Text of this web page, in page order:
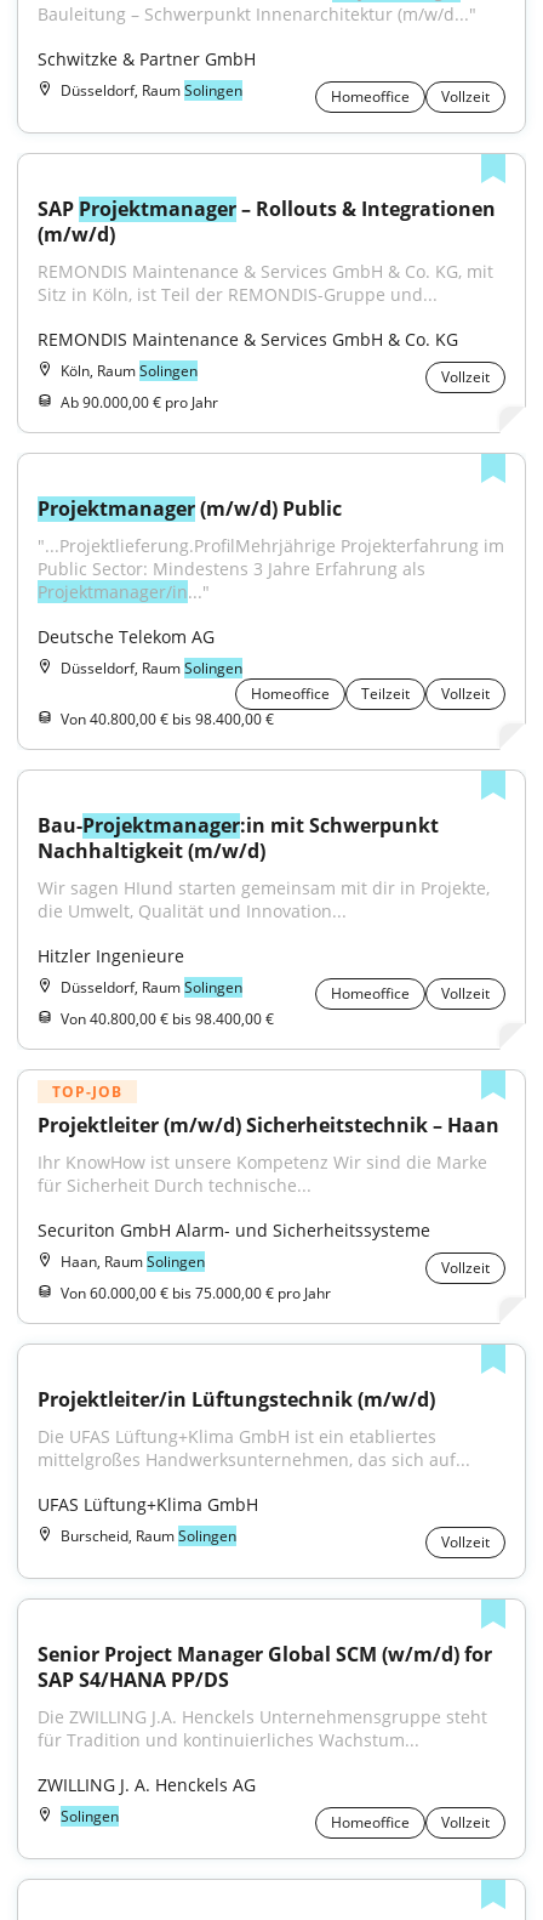
Bauleitung – Schwerpunkt Innenarchitektur (m/w/d..."
Schwitzke & Partner GmbH
Düsseldorf, RaumSolingen Homeoffice Vollzeit
SAP Projektmanager – Rollouts & Integrationen
(m/w/d)
REMONDIS Maintenance & Services GmbH & Co. KG, mit
Sitz in Köln, ist Teil der REMONDIS-Gruppe und...
REMONDIS Maintenance & Services GmbH & Co. KG
Köln, RaumSolingen
Vollzeit
Ab 90.000,00 € pro Jahr
Projektmanager (m/w/d) Public
"...Projektlieferung.ProfilMehrjährige Projekterfahrung im
Projektmanager/in..."
Deutsche Telekom AG
Düsseldorf, RaumSolingen
Homeoffice
Teilzeit
Vollzeit
Von 40.800,00 € bis 98.400,00 €
Bau-Projektmanager:in mit Schwerpunkt
Nachhaltigkeit (m/w/d)
Wir sagen HIund starten gemeinsam mit dir in Projekte,
die Umwelt, Qualität und Innovation...
Hitzler Ingenieure
Düsseldorf, RaumSolingen Homeoffice
Vollzeit
Von 40.800,00 € bis 98.400,00 €
TOP-JOB
Projektleiter (m/w/d) Sicherheitstechnik – Haan
Ihr KnowHow ist unsere Kompetenz Wir sind die Marke
für Sicherheit Durch technische...
Securiton GmbH Alarm- und Sicherheitssysteme
Haan, RaumSolingen
Vollzeit
Von 60.000,00 € bis 75.000,00 € pro Jahr
Projektleiter/in Lüftungstechnik (m/w/d)
Die UFAS Lüftung+Klima GmbH ist ein etabliertes
mittelgroßes Handwerksunternehmen, das sich auf...
UFAS Lüftung+Klima GmbH
Burscheid, RaumSolingen Vollzeit
Senior Project Manager Global SCM (w/m/d) for
SAP S4/HANA PP/DS
Die ZWILLING J.A. Henckels Unternehmensgruppe steht
für Tradition und kontinuierliches Wachstum...
ZWILLING J. A. Henckels AG
Solingen Homeoffice Vollzeit